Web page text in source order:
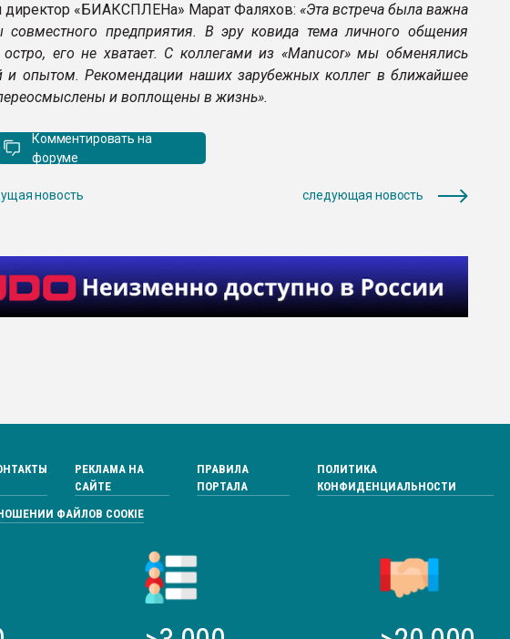
директор «БИАКСПЛЕНа» Марат Фаляхов: «Эта встреча была важна
предприятия. В эру ковида тема личного общения
остро, его не хватает. С коллегами из «Manucor» мы обменялись
и опытом. Рекомендации наших зарубежных коллег в ближайшее
и воплощены в жизнь».
Комментировать на
форуме
новость следующая новость
РЕКЛАМА НА
САЙТЕ
ПРАВИЛА
ПОРТАЛА
ПОЛИТИКА
КОНФИДЕНЦИАЛЬНОСТИ
ФАЙЛОВ COOKIE